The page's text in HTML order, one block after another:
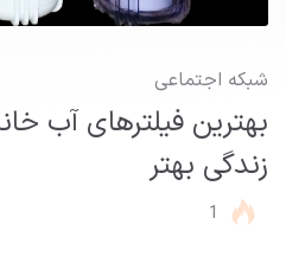
شبکه اجتماعی
بهترین فیلترهای آب
زندگی بهتر
1